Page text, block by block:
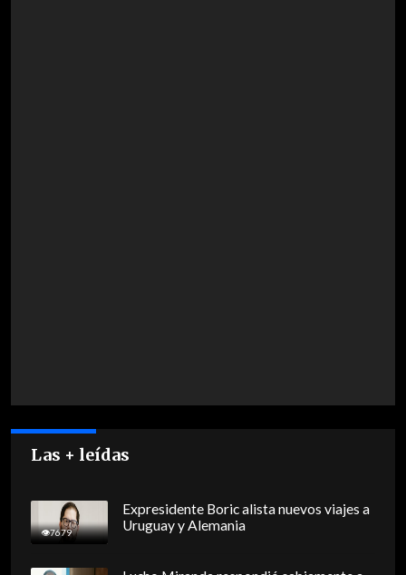
Las + leídas
7679
Expresidente Boric alista nuevos viajes a
Uruguay y Alemania